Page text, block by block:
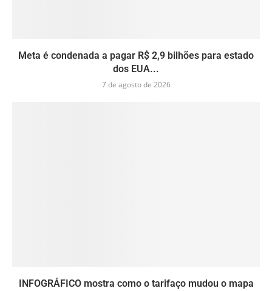
Meta é condenada a pagar R$ 2,9 bilhões para estado
dos EUA...
7 de agosto de 2026
INFOGRÁFICO mostra como o tarifaço mudou o mapa